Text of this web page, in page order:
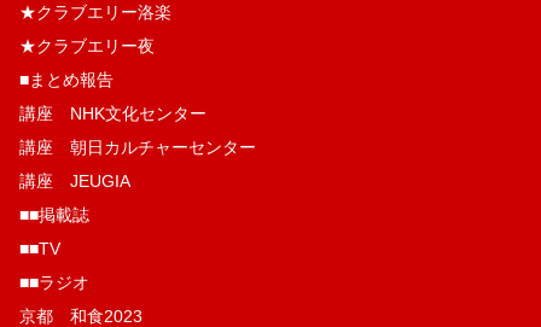
★クラブエリー洛楽
★クラブエリー夜
■まとめ報告
講座 NHK文化センター
講座 朝日カルチャーセンター
講座 JEUGIA
■■掲載誌
■■TV
■■ラジオ
京都 和食2023